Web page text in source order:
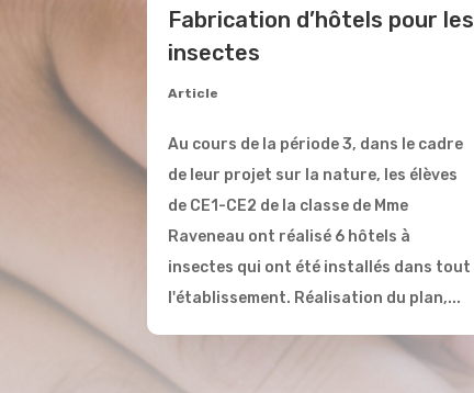
Fabrication d’hôtels pour les
insectes
Article
Au cours de la période 3, dans le cadre
de leur projet sur la nature, les élèves
de CE1-CE2 de la classe de Mme
Raveneau ont réalisé 6 hôtels à
insectes qui ont été installés dans tout
l'établissement. Réalisation du plan,...